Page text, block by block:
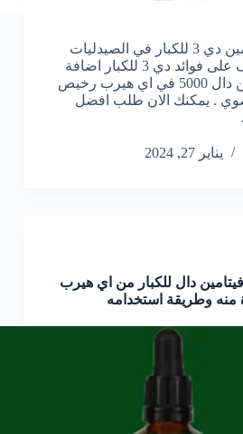
افضل نوع من فيتامين دي 3 للكبار في الصيدليات
من اي هيرب ،تعرف على فوائد دي 3 للكبار اضافة
الى أنه سعر فيتامين دال 5000 في اي هيرب رخيص
. يمكنك الان طلب افضل
يناير 27, 2024
دال للكبار من اي هيرب
منه وطريقة استخدامه